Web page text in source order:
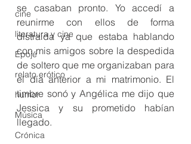
cine
literatura y cine
Epojé
relato erótico
humor
Música
Crónica
se casaban pronto. Yo accedí a
reunirme con ellos de forma
distraída ya que estaba hablando
con mis amigos sobre la despedida
de soltero que me organizaban para
el día anterior a mi matrimonio. El
timbre sonó y Angélica me dijo que
Jessica y su prometido habían
llegado.